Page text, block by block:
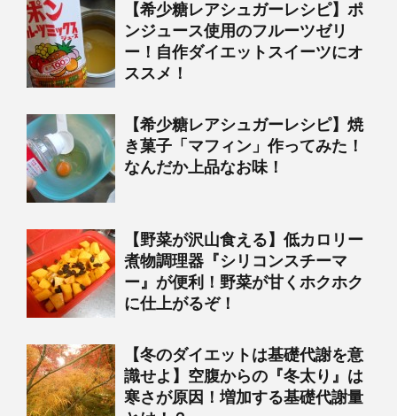
【希少糖レアシュガーレシピ】ポ
ンジュース使用のフルーツゼリ
ー！自作ダイエットスイーツにオ
ススメ！
【希少糖レアシュガーレシピ】焼
き菓子「マフィン」作ってみた！
なんだか上品なお味！
【野菜が沢山食える】低カロリー
煮物調理器『シリコンスチーマ
ー』が便利！野菜が甘くホクホク
に仕上がるぞ！
【冬のダイエットは基礎代謝を意
識せよ】空腹からの『冬太り』は
寒さが原因！増加する基礎代謝量